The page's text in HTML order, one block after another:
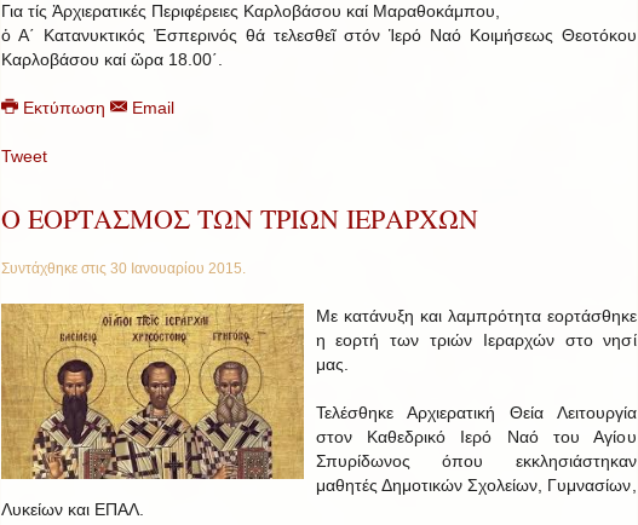
Για τίς Ἀρχιερατικές Περιφέρειες Καρλοβάσου καί Μαραθοκάμπου,
ὁ Α΄ Κατανυκτικός Ἐσπερινός θά τελεσθεῖ στόν Ἱερό Ναό Κοιμήσεως Θεοτόκου
Καρλοβάσου καί ὥρα 18.00΄.
Εκτύπωση Email
Tweet
Ο ΕΟΡΤΑΣΜΟΣ ΤΩΝ ΤΡΙΩΝ ΙΕΡΑΡΧΩΝ
Συντάχθηκε στις 30 Ιανουαρίου 2015.
Με κατάνυξη και λαμπρότητα εορτάσθηκε
η εορτή των τριών Ιεραρχών στο νησί
μας.
Τελέσθηκε Αρχιερατική Θεία Λειτουργία
στον Καθεδρικό Ιερό Ναό του Αγίου
Σπυρίδωνος όπου εκκλησιάστηκαν
μαθητές Δημοτικών Σχολείων, Γυμνασίων,
Λυκείων και ΕΠΑΛ.